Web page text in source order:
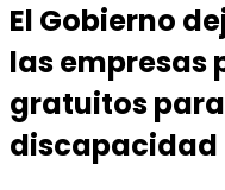
El Gobierno
las empresas
gratuitos
discapacidad